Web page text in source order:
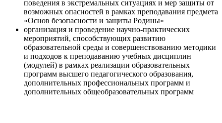
поведения в экстремальных ситуациях и мер защиты от
возможных опасностей в рамках преподавания предмета
«Основ безопасности и защиты Родины»
организация и проведение научно-практических
мероприятий, способствующих развитию
образовательной среды и совершенствованию методики
и подходов к преподаванию учебных дисциплин
(модулей) в рамках реализации образовательных
программ высшего педагогического образования,
дополнительных профессиональных программ и
дополнительных общеобразовательных программ